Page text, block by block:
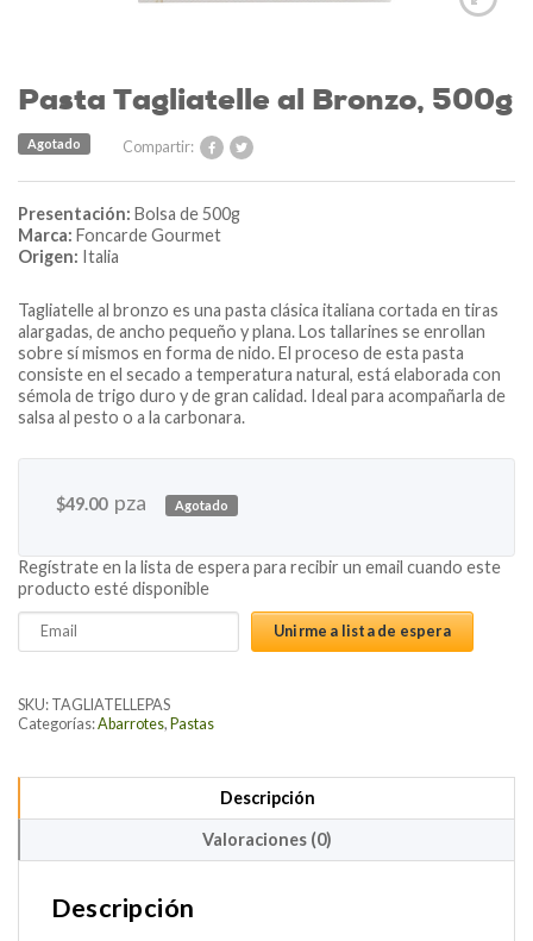
Pasta Tagliatelle al Bronzo, 500g
Compartir:
Agotado
Presentación: Bolsa de 500g
Marca: Foncarde Gourmet
Origen: Italia
Tagliatelle al bronzo es una pasta clásica italiana cortada en tiras
alargadas, de ancho pequeño y plana. Los tallarines se enrollan
sobre sí mismos en forma de nido. El proceso de esta pasta
consiste en el secado a temperatura natural, está elaborada con
sémola de trigo duro y de gran calidad. Ideal para acompañarla de
salsa al pesto o a la carbonara.
$49.00 pza Agotado
Regístrate en la lista de espera para recibir un email cuando este
producto esté disponible
Enter
your
address
to
the
this
Unirme a lista de espera
SKU: TAGLIATELLEPAS
Categorías:Abarrotes, Pastas
Descripción
Valoraciones (0)
Descripción